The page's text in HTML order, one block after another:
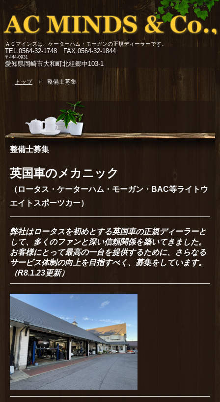
ＡＣマインズは、ケーターハム・モーガンの正規ディーラーです。
TEL.0564-32-1748 FAX.0564-32-1844
〒444-0931
愛知県岡崎市大和町北組郷中103-1
トップ › 整備士募集
整備士募集
英国車のメカニック
（ロータス・ケーターハム・モーガン・BAC等ライトウ
エイトスポーツカー）
弊社はロータスを初めとする英国車の正規ディーラーと
して、多くのファンと深い信頼関係を築いてきました。
お客様にとって最高の一台を提供するために、さらなる
サービス体制の向上を目指すべく、募集をしています。
（R8.1.23更新）